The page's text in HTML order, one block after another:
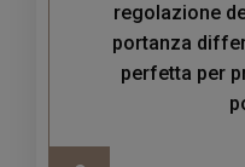
regolazione
portanza
perfetta per